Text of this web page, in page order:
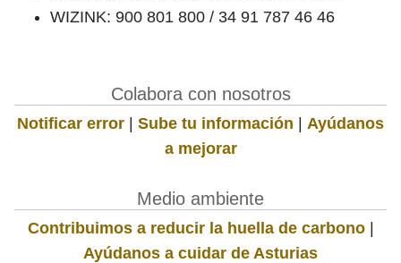
WIZINK: 900 801 800 / 34 91 787 46 46
Colabora con nosotros
Notificar error | Sube tu información | Ayúdanos
a mejorar
Medio ambiente
Contribuimos a reducir la huella de carbono|
Ayúdanos a cuidar de Asturias